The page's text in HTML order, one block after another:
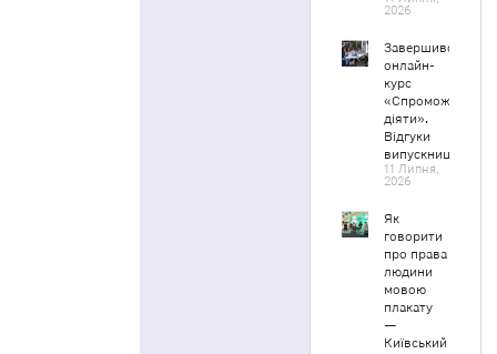
2026
Завершився
онлайн-
курс
«Спроможні
діяти».
Відгуки
випускниць
11 Липня,
2026
Як
говорити
про права
людини
мовою
плакату
—
Київський